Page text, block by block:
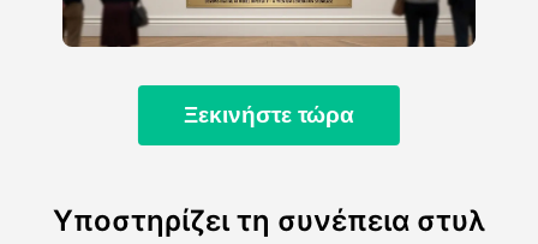
Ξεκινήστε τώρα
Υποστηρίζει τη συνέπεια στυλ